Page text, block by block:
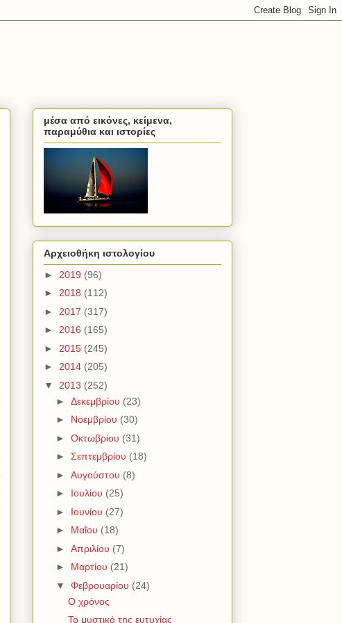
μέσα από εικόνες, κείμενα,
παραμύθια και ιστορίες
Αρχειοθήκη ιστολογίου
► 2019 (96)
► 2018 (112)
► 2017 (317)
► 2016 (165)
► 2015 (245)
► 2014 (205)
▼ 2013 (252)
► Δεκεμβρίου (23)
► Νοεμβρίου (30)
► Οκτωβρίου (31)
► Σεπτεμβρίου (18)
► Αυγούστου (8)
► Ιουλίου (25)
► Ιουνίου (27)
► Μαΐου (18)
► Απριλίου (7)
► Μαρτίου (21)
▼ Φεβρουαρίου (24)
Ο χρόνος
Το μυστικό της ευτυχίας